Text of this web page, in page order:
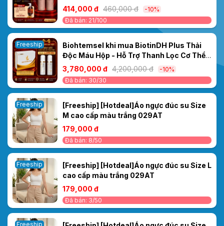
Prosee PS2/PC2 Sakura Moisturizing
500ml – KHỬ MÙI MỒ HÔI DẦU- MIỄN PHÍ
SHIP
414,000 đ 460,000 đ
-10%
Đã bán: 21/100
Freeship
Biohtemsel khi mua BiotinDH Plus Thải
Độc Máu Hộp - Hỗ Trợ Thanh Lọc Cơ Thể
& Cải Thiện Sức Khỏe Máu - Tặng 1 bộ tế
báo gốc chăm sóc da Serum 24k +
Vitamin
3,780,000 đ 4,200,000 đ
-10%
Đã bán: 30/30
Freeship
[Freeship] [Hotdeal]Áo ngực đúc su Size
M cao cấp màu trắng 029AT
179,000 đ
Đã bán: 8/50
Freeship
[Freeship] [Hotdeal]Áo ngực đúc su Size L
cao cấp màu trắng 029AT
179,000 đ
Đã bán: 3/50
Freeship